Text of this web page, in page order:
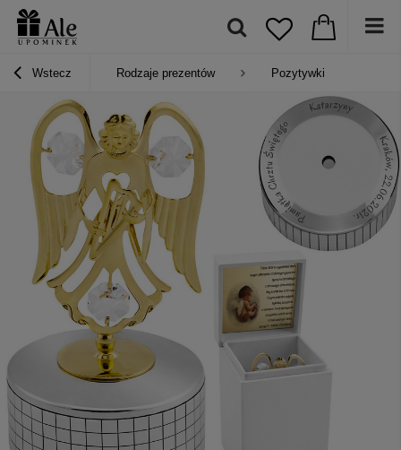
Wstecz Rodzaje prezentów Pozytywki